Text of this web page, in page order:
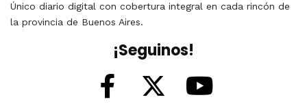
Único diario digital con cobertura integral en cada rincón de
la provincia de Buenos Aires.
¡Seguinos!